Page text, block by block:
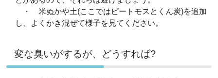
・ 米ぬかや土(ここではピートモスとくん炭)を追加
し、よくかき混ぜて様子を見てください。
変な臭いがするが、どうすれば?